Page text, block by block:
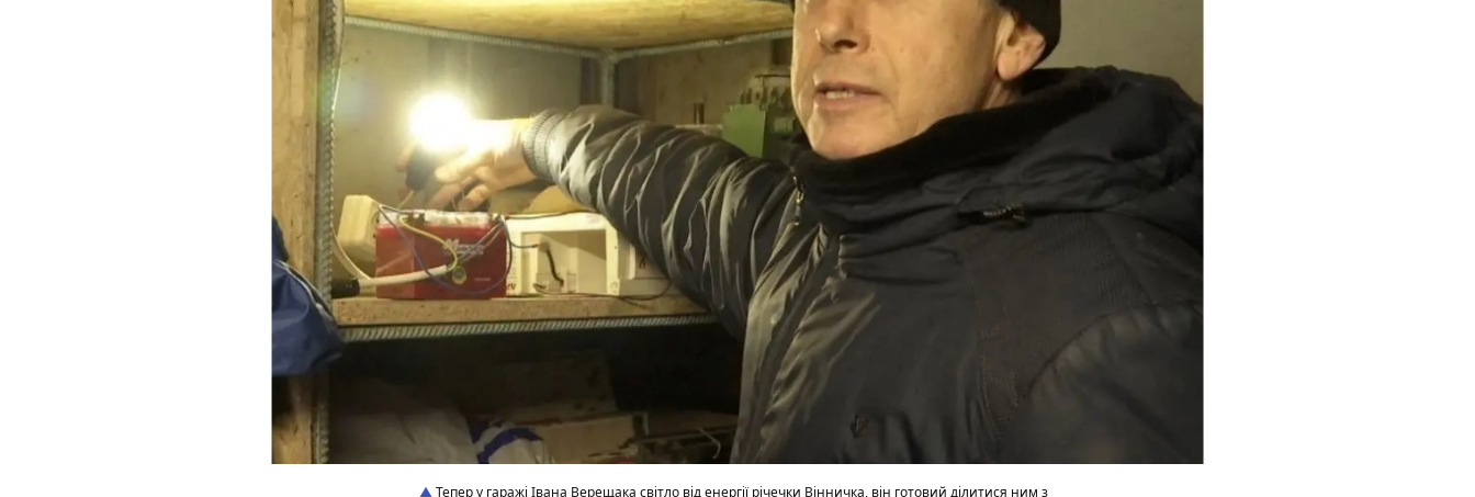
Тепер у гаражі Івана Верещака світло від енергії річечки Вінничка, він готовий ділитися ним з